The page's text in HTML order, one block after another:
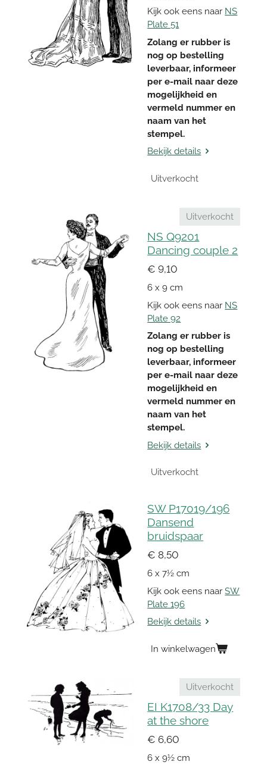
Kijk ook eens naar NS
Plate 51
Zolang er rubber is
nog op bestelling
leverbaar, informeer
per e-mail naar deze
mogelijkheid en
vermeld nummer en
naam van het
stempel.
Bekijk details
Uitverkocht
Uitverkocht
NS Q9201
Dancing couple 2
€ 9,10
6 x 9 cm
Kijk ook eens naar NS
Plate 92
Zolang er rubber is
nog op bestelling
leverbaar, informeer
per e-mail naar deze
mogelijkheid en
vermeld nummer en
naam van het
stempel.
Bekijk details
Uitverkocht
SW P17019/196
Dansend
bruidspaar
€ 8,50
6 x 7½ cm
Kijk ook eens naarSW
Plate 196
Bekijk details
In winkelwagen
Uitverkocht
EI K1708/33 Day
at the shore
€ 6,60
6 x 9½ cm